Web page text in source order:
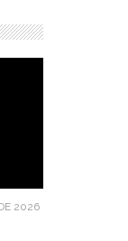
2026